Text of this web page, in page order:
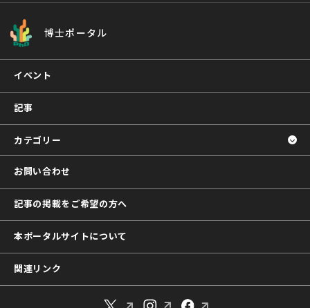
博士ポータル
イベント
記事
カテゴリー
お問い合わせ
記事の掲載をご希望の方へ
本ポータルサイトについて
関連リンク